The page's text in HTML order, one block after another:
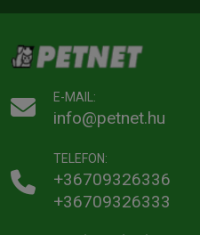
E-MAIL:
info@petnet.hu
TELEFON:
+36709326336
+36709326333